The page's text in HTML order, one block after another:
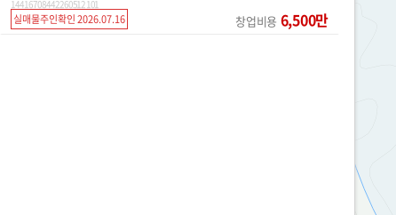
14 41670 8442 260512 101
실매물주인확인 2026.07.16 창업비용 6,500만